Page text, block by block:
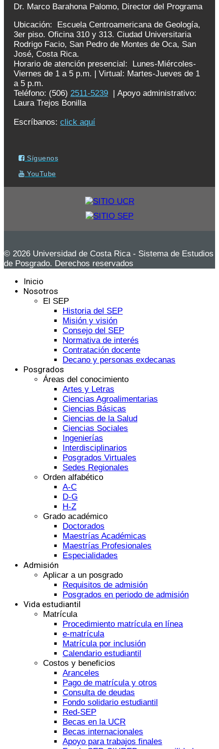
Dr. Marco Barahona Palomo, Director del Programa
Ubicación: Escuela Centroamericana de Geología,
3er piso. Oficina 310 y 313. Ciudad Universitaria
Rodrigo Facio, San Pedro de Montes de Oca, San
José, Costa Rica.
Horario de atención presencial: Lunes-Miércoles-
Viernes de 1 a 5 p.m. | Virtual: Martes-Jueves de 1
a 5 p.m.
Teléfono: (506) 2511-5239 | Apoyo administrativo:
Laura Trejos Bonilla
Escríbanos: click aquí
Síguenos
YouTube
© 2026 Universidad de Costa Rica - Sistema de Estudios
de Posgrado. Derechos reservados
Inicio
Nosotros
El SEP
Historia del SEP
Misión y visión
Consejo del SEP
Normativa de interés
Contratación docente
Decano y personas exdecanas
Posgrados
Áreas del conocimiento
Artes y Letras
Ciencias Agroalimentarias
Ciencias Básicas
Ciencias de la Salud
Ciencias Sociales
Ingenierías
Interdisciplinarios
Posgrados Virtuales
Sedes Regionales
Orden alfabético
A-C
D-G
H-Z
Grado académico
Doctorados
Maestrías Académicas
Maestrías Profesionales
Especialidades
Admisión
Aplicar a un posgrado
Requisitos de admisión
Posgrados en periodo de admisión
Vida estudiantil
Matrícula
Procedimiento matrícula en línea
e-matrícula
Matrícula por inclusión
Calendario estudiantil
Costos y beneficios
Aranceles
Pago de matrícula y otros
Consulta de deudas
Fondo solidario estudiantil
Red-SEP
Becas en la UCR
Becas internacionales
Apoyo para trabajos finales